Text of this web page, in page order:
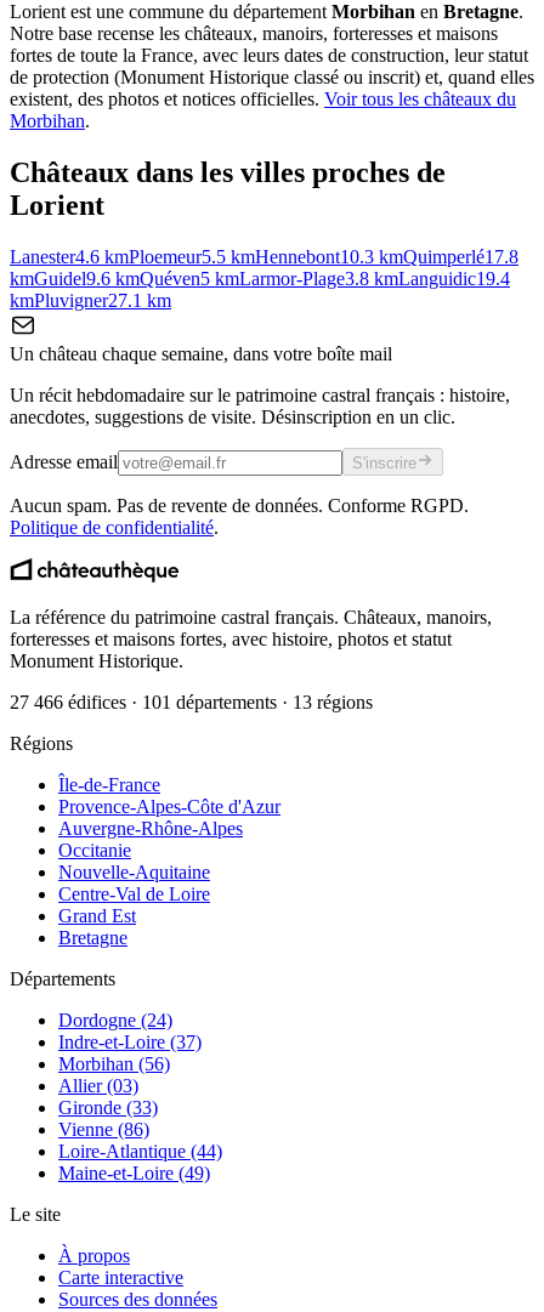
Lorientest une commune du départementMorbihan en Bretagne.
Notre base recense les châteaux, manoirs, forteresses et maisons
fortes de toute la France, avec leurs dates de construction, leur statut
de protection (Monument Historique classé ou inscrit) et, quand elles
existent, des photos et notices officielles. Voir tous les châteaux du
Morbihan.
Châteaux dans les villes proches de
Lorient
Lanester4.6 kmPloemeur5.5 kmHennebont10.3 kmQuimperlé17.8
kmGuidel9.6 kmQuéven5 kmLarmor-Plage3.8 kmLanguidic19.4
kmPluvigner27.1 km
Un château chaque semaine, dans votre boîte mail
Un récit hebdomadaire sur le patrimoine castral français : histoire,
anecdotes, suggestions de visite. Désinscription en un clic.
Adresse email S'inscrire
Aucun spam. Pas de revente de données. Conforme RGPD.
Politique de confidentialité.
La référence du patrimoine castral français. Châteaux, manoirs,
forteresses et maisons fortes, avec histoire, photos et statut
Monument Historique.
27 466 édifices · 101 départements · 13 régions
Régions
Île-de-France
Provence-Alpes-Côte d'Azur
Auvergne-Rhône-Alpes
Occitanie
Nouvelle-Aquitaine
Centre-Val de Loire
Grand Est
Bretagne
Départements
Dordogne (24)
Indre-et-Loire (37)
Morbihan (56)
Allier (03)
Gironde (33)
Vienne (86)
Loire-Atlantique (44)
Maine-et-Loire (49)
Le site
À propos
Carte interactive
Sources des données